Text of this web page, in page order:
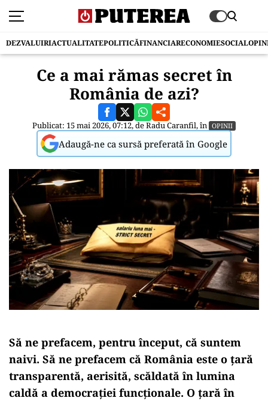
DEZVALUIRIACTUALITATEPOLITICĂFINANCIARECONOMIESOCIAL
Ce a mai rămas secret în
România de azi?
Publicat: 15 mai 2026, 07:12, deRadu Caranfil, în OPINII
Adaugă-ne ca sursă preferată în Google
Să ne prefacem, pentru început, că suntem
naivi. Să ne prefacem că România este o țară
transparentă, aerisită, scăldată în lumina
caldă a democrației funcționale. O țară în